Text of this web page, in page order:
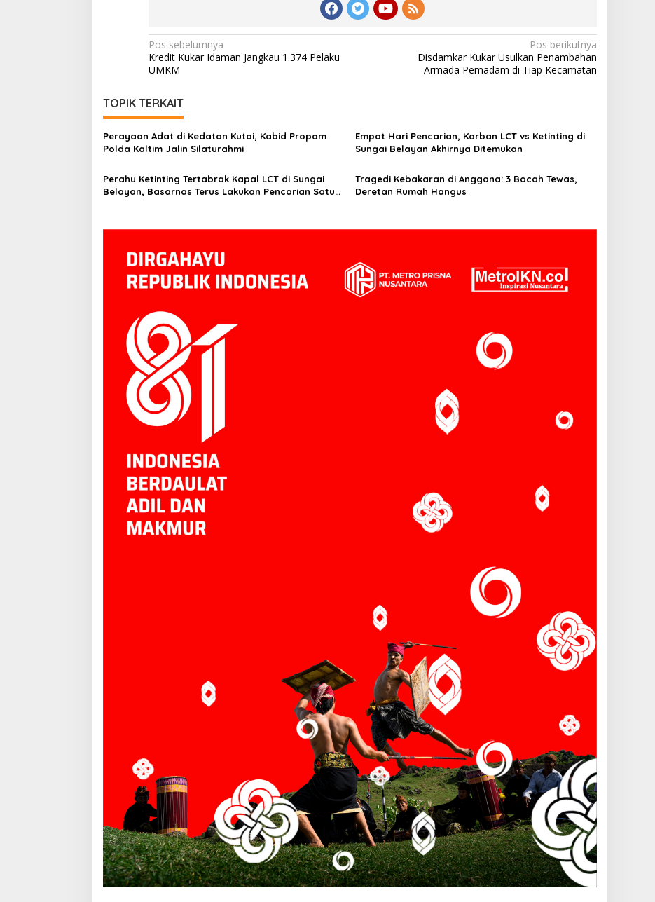
Navigasi
pos
Pos sebelumnya
Kredit Kukar Idaman Jangkau 1.374 Pelaku
UMKM
Pos berikutnya
Disdamkar Kukar Usulkan Penambahan
Armada Pemadam di Tiap Kecamatan
TOPIK TERKAIT
Perayaan Adat di Kedaton Kutai, Kabid Propam
Polda Kaltim Jalin Silaturahmi
Empat Hari Pencarian, Korban LCT vs Ketinting di
Sungai Belayan Akhirnya Ditemukan
Perahu Ketinting Tertabrak Kapal LCT di Sungai
Belayan, Basarnas Terus Lakukan Pencarian Satu
Tragedi Kebakaran di Anggana: 3 Bocah Tewas,
Deretan Rumah Hangus